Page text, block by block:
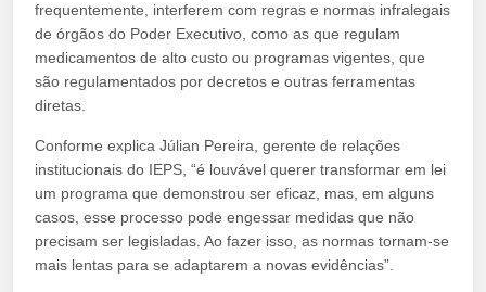
frequentemente, interferem com regras e normas infralegais
de órgãos do Poder Executivo, como as que regulam
medicamentos de alto custo ou programas vigentes, que
são regulamentados por decretos e outras ferramentas
diretas.
Conforme explica Júlian Pereira, gerente de relações
institucionais do IEPS, “é louvável querer transformar em lei
um programa que demonstrou ser eficaz, mas, em alguns
casos, esse processo pode engessar medidas que não
precisam ser legisladas. Ao fazer isso, as normas tornam-se
mais lentas para se adaptarem a novas evidências”.